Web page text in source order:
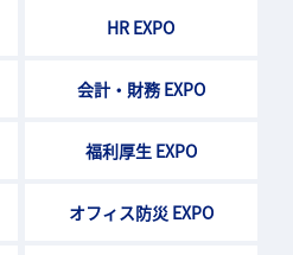
HR EXPO
会計・財務 EXPO
福利厚生 EXPO
オフィス防災 EXPO